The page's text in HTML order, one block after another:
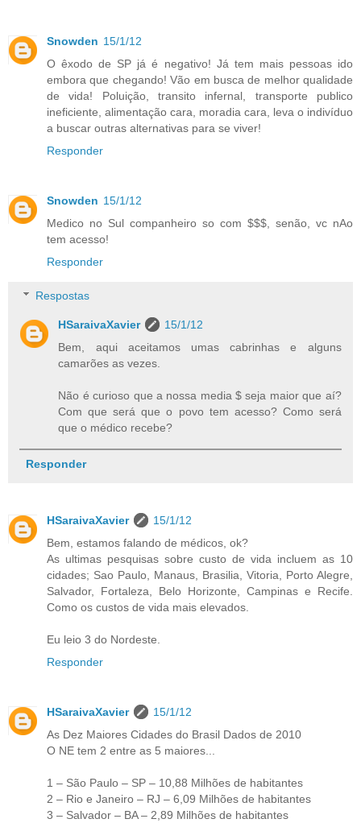
Snowden 15/1/12
O êxodo de SP já é negativo! Já tem mais pessoas ido
embora que chegando! Vão em busca de melhor qualidade
de vida! Poluição, transito infernal, transporte publico
ineficiente, alimentação cara, moradia cara, leva o indivíduo
a buscar outras alternativas para se viver!
Responder
Snowden 15/1/12
Medico no Sul companheiro so com $$$, senão, vc nAo
tem acesso!
Responder
Respostas
HSaraivaXavier
15/1/12
Bem, aqui aceitamos umas cabrinhas e alguns
camarões as vezes.
Não é curioso que a nossa media $ seja maior que aí?
Com que será que o povo tem acesso? Como será
que o médico recebe?
Responder
HSaraivaXavier
15/1/12
Bem, estamos falando de médicos, ok?
As ultimas pesquisas sobre custo de vida incluem as 10
cidades; Sao Paulo, Manaus, Brasilia, Vitoria, Porto Alegre,
Salvador, Fortaleza, Belo Horizonte, Campinas e Recife.
Como os custos de vida mais elevados.
Eu leio 3 do Nordeste.
Responder
HSaraivaXavier
15/1/12
As Dez Maiores Cidades do Brasil Dados de 2010
O NE tem 2 entre as 5 maiores...
1 – São Paulo – SP – 10,88 Milhões de habitantes
2 – Rio e Janeiro – RJ – 6,09 Milhões de habitantes
3 – Salvador – BA – 2,89 Milhões de habitantes